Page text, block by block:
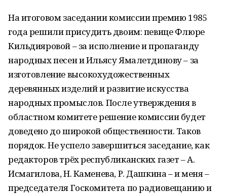
На итоговом заседании комиссии премию 1985
года решили присудить двоим: певице Флюре
Кильдияровой – за исполнение и пропаганду
народных песен и Ильясу Ямалетдинову – за
изготовление высокохудожественных
деревянных изделий и развитие искусства
народных промыслов. После утверждения в
областном комитете решение комиссии будет
доведено до широкой общественности. Таков
порядок. Не успело завершиться заседание, как
редакторов трёх республиканских газет – А.
Исмагилова, Н. Каменева, Р. Дашкина – и меня –
председателя Госкомитета по радиовещанию и